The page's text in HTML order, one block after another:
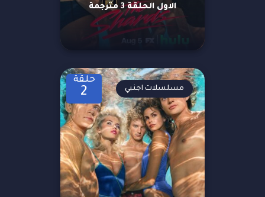
الاول الحلقة 3 مترجمة
حلقة
2 مسلسلات اجنبي